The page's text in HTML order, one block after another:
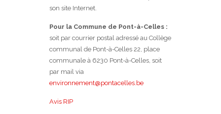
son site Internet.
Pour la Commune de Pont-à-Celles :
soit par courrier postal adressé au Collège
communal de Pont-à-Celles 22, place
communale à 6230 Pont-à-Celles, soit
par mail via
environnement@pontacelles.be
Avis RIP